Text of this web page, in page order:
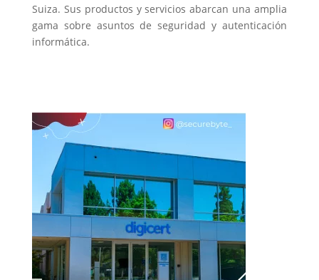
Suiza. Sus productos y servicios abarcan una amplia
gama sobre asuntos de seguridad y autenticación
informática.